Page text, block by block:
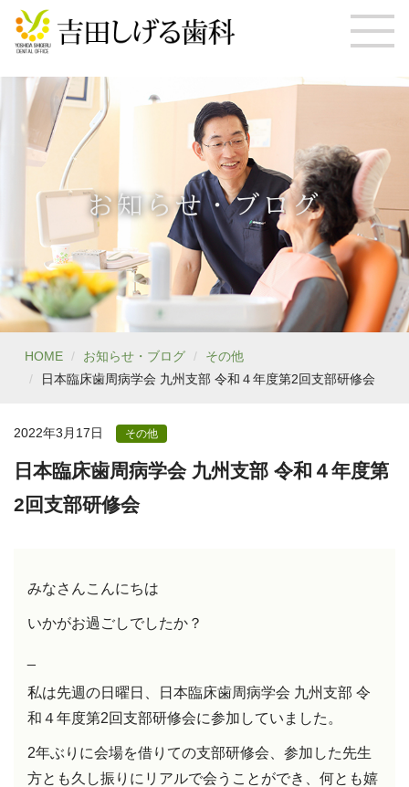
お知らせ・ブログ
HOME お知らせ・ブログ
その他
日本臨床歯周病学会 九州支部 令和４年度第2回支部研修会
2022年3月17日 その他
日本臨床歯周病学会 九州支部 令和４年度第
2回支部研修会
みなさんこんにちは
いかがお過ごしでしたか？
私は先週の日曜日、日本臨床歯周病学会 九州支部 令
和４年度第2回支部研修会に参加していました。
2年ぶりに会場を借りての支部研修会、参加した先生
方とも久し振りにリアルで会うことができ、何とも嬉